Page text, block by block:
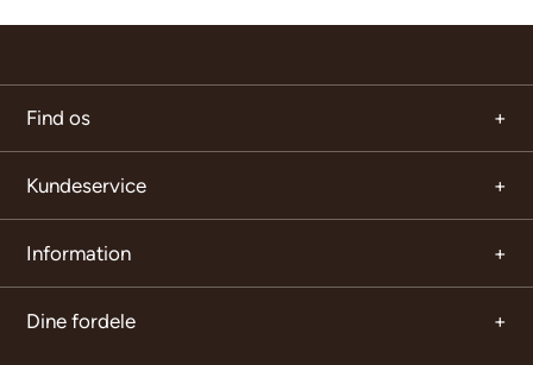
Find os
Kundeservice
Information
Dine fordele